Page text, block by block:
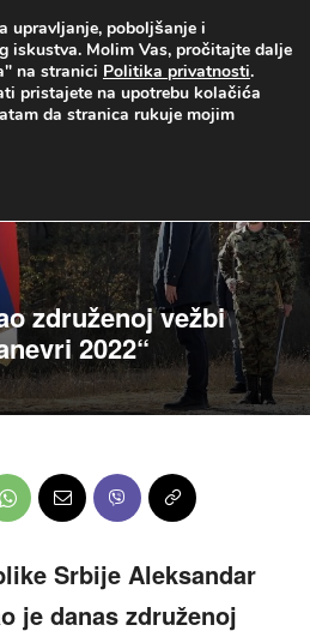
UŽIVO
združenoj vežbi
2022“
Srbije Aleksandar
je danas združenoj
upravljanje, poboljšanje i
iskustva. Molim Vas, pročitajte dalje
na stranici Politika privatnosti.
pristajete na upotrebu kolačića
da stranica rukuje mojim